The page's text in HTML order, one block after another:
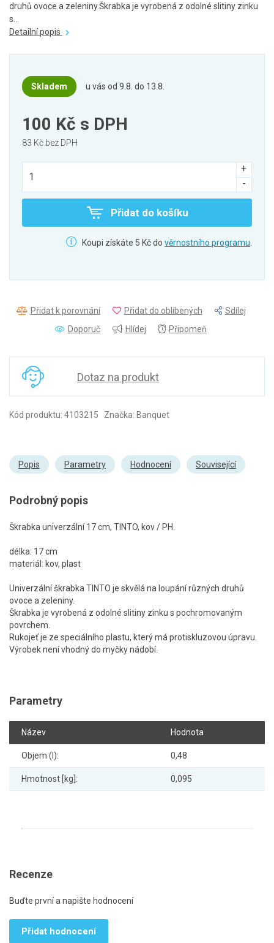
druhů ovoce a zeleniny.Škrabka je vyrobená z odolné slitiny zinku
s...
Detailní popis
Skladem u vás od 9.8. do 13.8.
100 Kč s DPH
83 Kč bez DPH
Přidat do košíku
Koupi získáte 5 Kč do věrnostního programu
Přidat k porovnání Přidat do oblíbených
Sdílej
Doporuč
Hlídej Připomeň
Dotaz na produkt
Kód produktu: 4103215 Značka: Banquet
Popis Parametry Hodnocení Související
Podrobný popis
Škrabka univerzální 17 cm, TINTO, kov / PH.
délka: 17 cm
materiál: kov, plast
Univerzální škrabka TINTO je skvělá na loupání různých druhů
ovoce a zeleniny.
Škrabka je vyrobená z odolné slitiny zinku s pochromovaným
povrchem.
Rukojeť je ze speciálního plastu, který má protiskluzovou úpravu.
Výrobek není vhodný do myčky nádobí.
Parametry
Název Hodnota
Objem (l): 0,48
Hmotnost [kg]: 0,095
Recenze
Buďte první a napište hodnocení
Přidat hodnocení